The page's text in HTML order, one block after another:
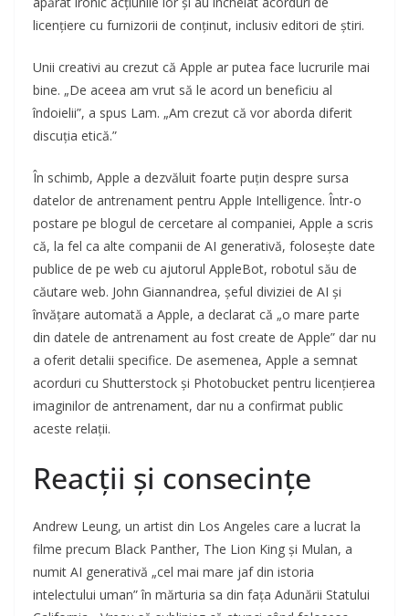
licențiere cu furnizorii de conținut, inclusiv editori de știri.
Unii creativi au crezut că Apple ar putea face lucrurile mai
bine. „De aceea am vrut să le acord un beneficiu al
îndoielii”, a spus Lam. „Am crezut că vor aborda diferit
discuția etică.”
În schimb, Apple a dezvăluit foarte puțin despre sursa
datelor de antrenament pentru Apple Intelligence. Într-o
postare pe blogul de cercetare al companiei, Apple a scris
că, la fel ca alte companii de AI generativă, folosește date
publice de pe web cu ajutorul AppleBot, robotul său de
căutare web. John Giannandrea, șeful diviziei de AI și
învățare automată a Apple, a declarat că „o mare parte
din datele de antrenament au fost create de Apple” dar nu
a oferit detalii specifice. De asemenea, Apple a semnat
acorduri cu Shutterstock și Photobucket pentru licențierea
imaginilor de antrenament, dar nu a confirmat public
aceste relații.
Reacții și consecințe
Andrew Leung, un artist din Los Angeles care a lucrat la
filme precum Black Panther, The Lion King și Mulan, a
numit AI generativă „cel mai mare jaf din istoria
intelectului uman” în mărturia sa din fața Adunării Statului